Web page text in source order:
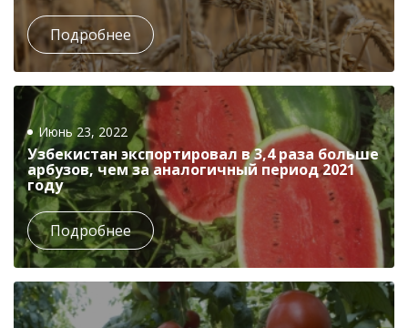
Подробнее
Июнь 23, 2022
Узбекистан экспортировал в 3,4 раза больше
арбузов, чем за аналогичный период 2021
году
Подробнее